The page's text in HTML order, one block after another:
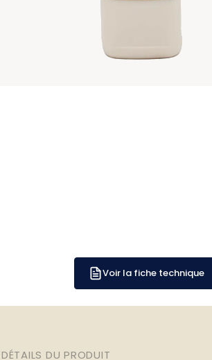
Voir la fiche technique
DÉTAILS DU PRODUIT